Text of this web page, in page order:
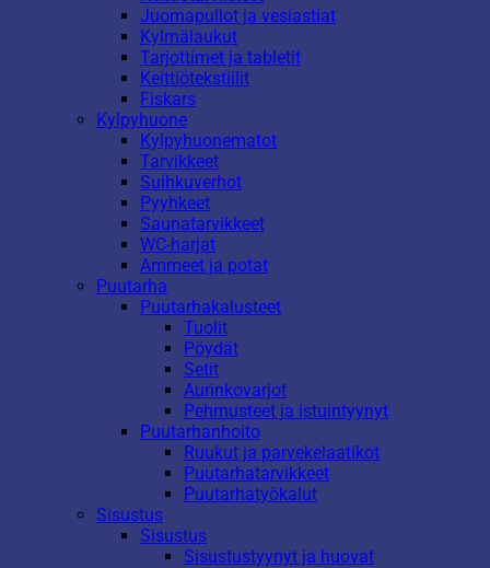
Juomapullot ja vesiastiat
Kylmälaukut
Tarjottimet ja tabletit
Keittiötekstiilit
Fiskars
Kylpyhuone
Kylpyhuonematot
Tarvikkeet
Suihkuverhot
Pyyhkeet
Saunatarvikkeet
WC-harjat
Ammeet ja potat
Puutarha
Puutarhakalusteet
Tuolit
Pöydät
Setit
Aurinkovarjot
Pehmusteet ja istuintyynyt
Puutarhanhoito
Ruukut ja parvekelaatikot
Puutarhatarvikkeet
Puutarhatyökalut
Sisustus
Sisustus
Sisustustyynyt ja huovat